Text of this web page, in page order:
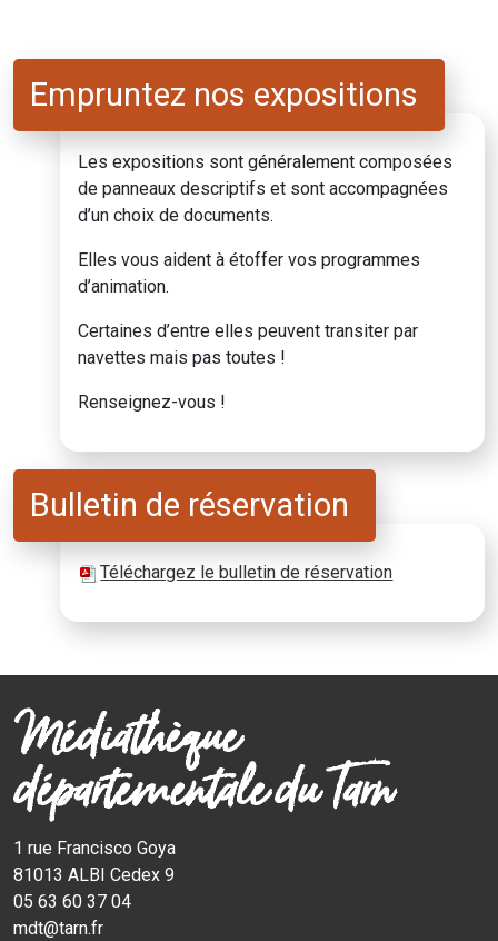
Empruntez nos expositions
Les expositions sont généralement composées
de panneaux descriptifs et sont accompagnées
d’un choix de documents.
Elles vous aident à étoffer vos programmes
d’animation.
Certaines d’entre elles peuvent transiter par
navettes mais pas toutes !
Renseignez-vous !
Bulletin de réservation
Téléchargez le bulletin de réservation
Médiathèque
départementale du Tarn
1 rue Francisco Goya
81013 ALBI Cedex 9
05 63 60 37 04
mdt@tarn.fr